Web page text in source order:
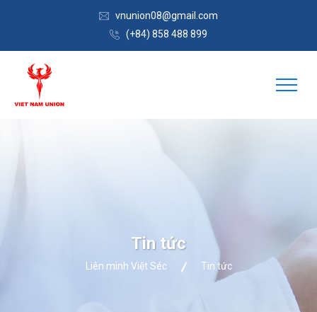
vnunion08@gmail.com
(+84) 858 488 899
Tin tức
Liên minh Việt Séc Tin tức